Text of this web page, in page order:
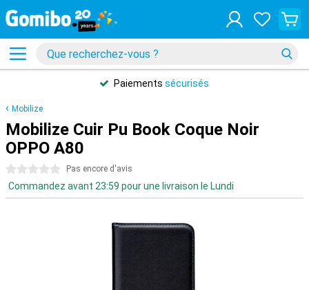
Paiements sécurisés
Mobilize
Mobilize Cuir Pu Book Coque Noir
OPPO A80
0 étoiles Pas encore d'avis
Commandez avant 23:59 pour une livraison le Lundi